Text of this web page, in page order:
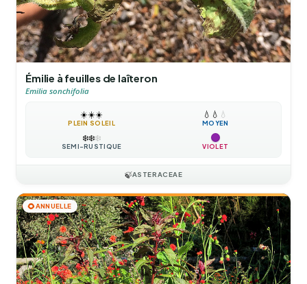
Émilie à feuilles de laîteron
Emilia sonchifolia
☀️☀️☀️
PLEIN SOLEIL
💧 💧 💧
MOYEN
❄️❄️❄️
SEMI-RUSTIQUE VIOLET
🍃ASTERACEAE
🌻ANNUELLE